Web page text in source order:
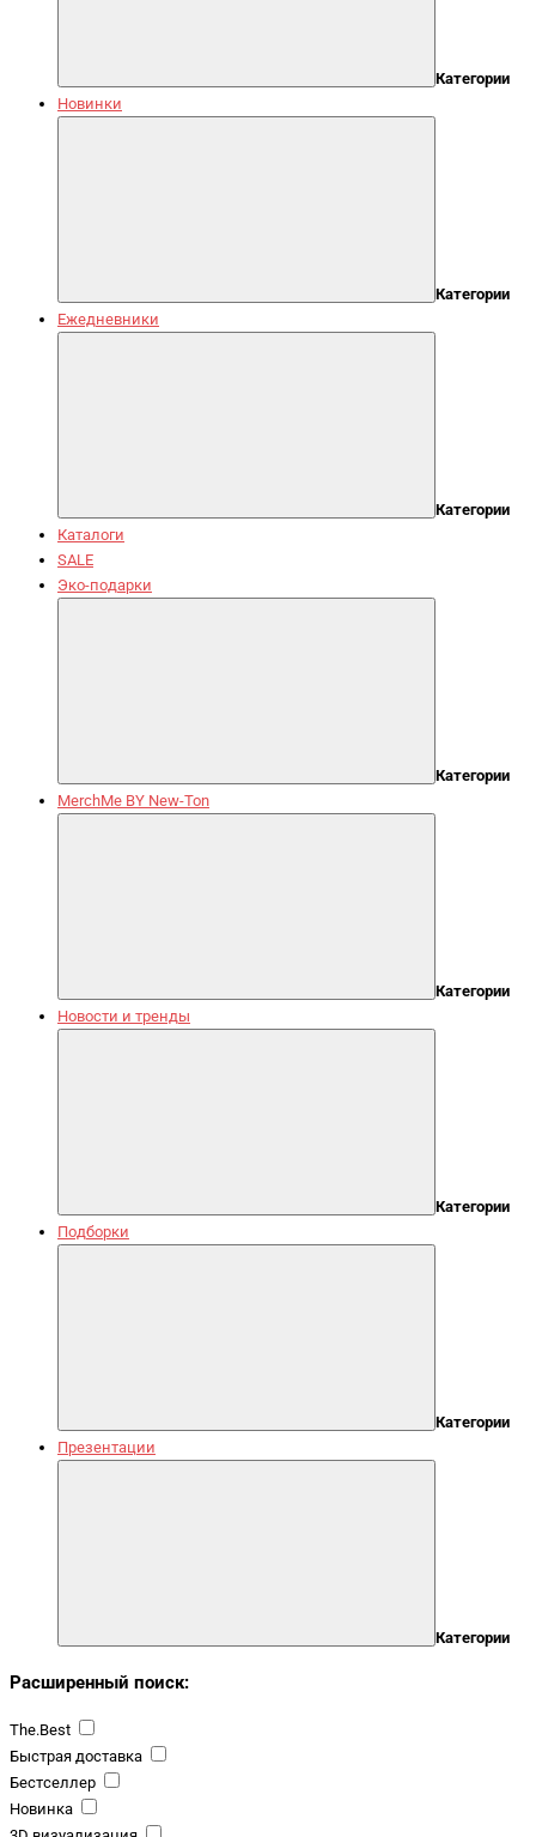
Категории
Новинки
Категории
Ежедневники
Категории
Каталоги
SALE
Эко-подарки
Категории
MerchMe BY New-Ton
Категории
Новости и тренды
Категории
Подборки
Категории
Презентации
Категории
Расширенный поиск:
The.Best
Быстрая доставка
Бестселлер
Новинка